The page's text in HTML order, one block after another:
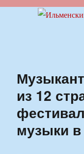
Ильменский
из 12
музыки